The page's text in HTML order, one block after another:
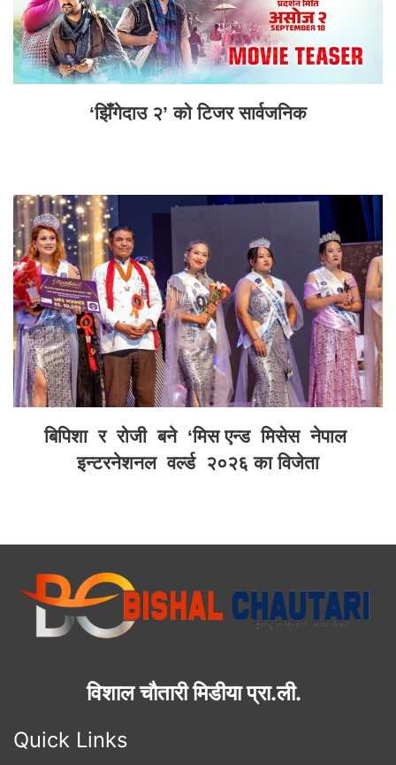
‘झिँगेदाउ २’ को टिजर सार्वजनिक
बिपिशा र रोजी बने ‘मिस एन्ड मिसेस नेपाल
इन्टरनेशनल वर्ल्ड २०२६ का विजेता
विशाल चौतारी मिडीया प्रा.ली.
Quick Links